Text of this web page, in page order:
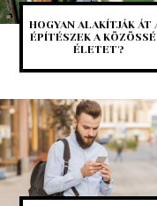
HOGYAN ALAKÍTJÁK ÁT
ÉPÍTÉSZEK A
ÉLETET?